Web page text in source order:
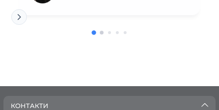
КОНТАКТИ